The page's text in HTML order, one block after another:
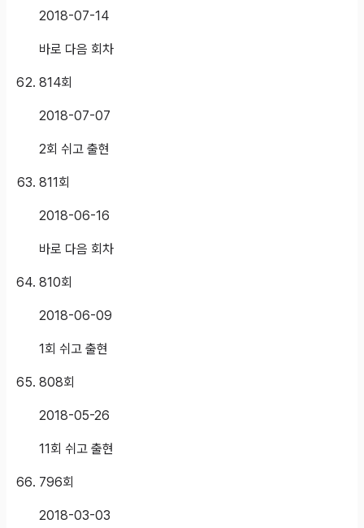
2018-07-14
바로 다음 회차
814회
2018-07-07
2회 쉬고 출현
811회
2018-06-16
바로 다음 회차
810회
2018-06-09
1회 쉬고 출현
808회
2018-05-26
11회 쉬고 출현
796회
2018-03-03